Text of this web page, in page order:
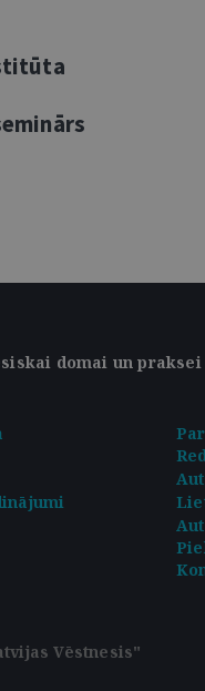
domai un praksei
Vēstnesis"